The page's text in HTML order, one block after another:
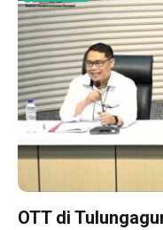
OTT di